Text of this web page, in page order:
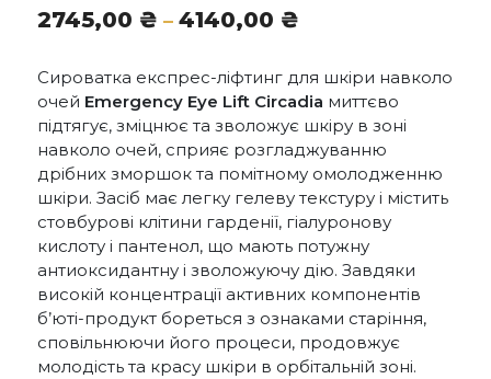
2745,00 ₴ – 4140,00 ₴
2745,00 ₴
до
4140,00 ₴
Сироватка експрес-ліфтинг для шкіри навколо
очей Emergency Eye Lift Circadia миттєво
підтягує, зміцнює та зволожує шкіру в зоні
навколо очей, сприяє розгладжуванню
дрібних зморшок та помітному омолодженню
шкіри. Засіб має легку гелеву текстуру і містить
стовбурові клітини гарденії, гіалуронову
кислоту і пантенол, що мають потужну
антиоксидантну і зволожуючу дію. Завдяки
високій концентрації активних компонентів
б’юті-продукт бореться з ознаками старіння,
сповільнюючи його процеси, продовжує
молодість та красу шкіри в орбітальній зоні.